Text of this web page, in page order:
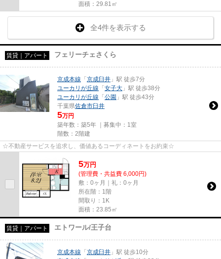
面積：29.81㎡
全4件を表示する
賃貸｜アパート フェリーチェさくら
京成本線 「 京成臼井 」駅 徒歩7分
ユーカリが丘線 「 女子大 」駅 徒歩38分
ユーカリが丘線 「 公園 」駅 徒歩43分
千葉県佐倉市臼井
5万円
築年数：築5年 ｜募集中： 1室
階数：2階建
☆不動産サービスを追求し、価値あるコーディネートをお約束☆
5万円
(管理費・共益費 6,000円)
敷：0ヶ月｜礼：0ヶ月
所在階：1階
間取り：1K
面積：23.85㎡
賃貸｜アパート エトワール/王子台
京成本線 「 京成臼井 」駅 徒歩10分